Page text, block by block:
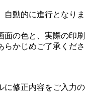
動的に進行となりま
の色と、実際の印刷
らかじめご了承くださ
修正内容をご入力の